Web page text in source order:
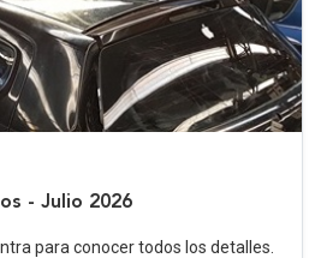
- Julio 2026
para conocer todos los detalles.